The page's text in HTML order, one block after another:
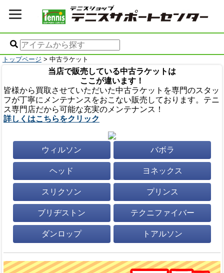
トップページ > 中古ラケット
当店で販売している中古ラケットは
ここが違います！
皆様から買取させていただいた中古ラケットを専門のスタッ
フが丁寧にメンテナンスをおこない販売しております。テニ
ス専門店だから可能な充実のメンテナンス！
詳しくはこちらをクリック
ウィルソン バボラ
ヘッド ヨネックス
スリクソン プリンス
ブリヂストン テクニファイバー
ダンロップ トアルソン